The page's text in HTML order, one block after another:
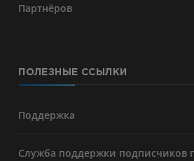
Партнёров
ПОЛЕЗНЫЕ ССЫЛКИ
Поддержка
Служба поддержки подписчиков